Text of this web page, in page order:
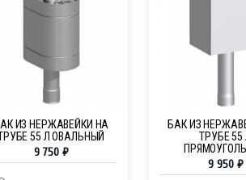
ИЗ НЕРЖАВЕЙКИ НА
55 Л ОВАЛЬНЫЙ
9 750 ₽
БАК ИЗ
ТРУБЕ 55
9 950 ₽